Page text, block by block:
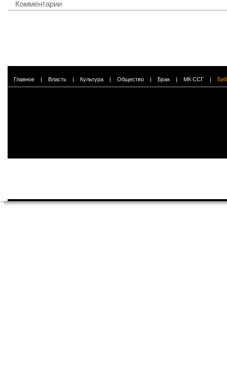
Комментарии
Главное | Власть | Культура | Общество | Брак | МК ССГ |